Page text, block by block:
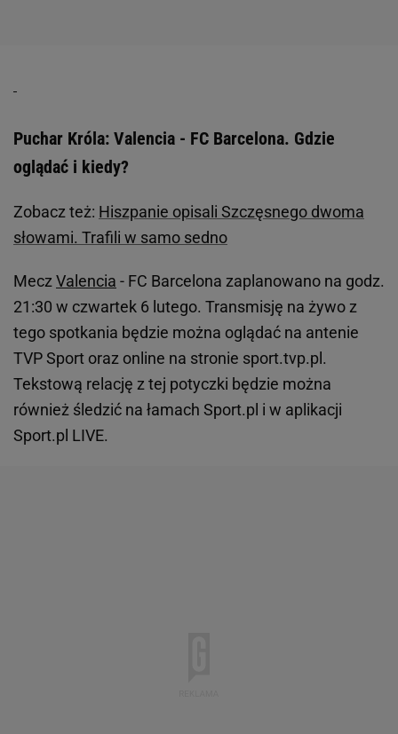
Puchar Króla: Valencia - FC Barcelona. Gdzie
oglądać i kiedy?
Zobacz też: Hiszpanie opisali Szczęsnego dwoma
słowami. Trafili w samo sedno
Mecz Valencia - FC Barcelona zaplanowano na godz.
21:30 w czwartek 6 lutego. Transmisję na żywo z
tego spotkania będzie można oglądać na antenie
TVP Sport oraz online na stronie sport.tvp.pl.
Tekstową relację z tej potyczki będzie można
również śledzić na łamach Sport.pl i w aplikacji
Sport.pl LIVE.